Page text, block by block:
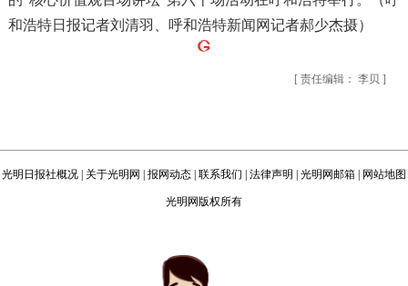
和浩特日报记者刘清羽、呼和浩特新闻网记者郝少杰摄）
[ 责任编辑： 李贝 ]
光明日报社概况 | 关于光明网 | 报网动态 | 联系我们 | 法律声明 | 光明网邮箱 | 网站地图
光明网版权所有